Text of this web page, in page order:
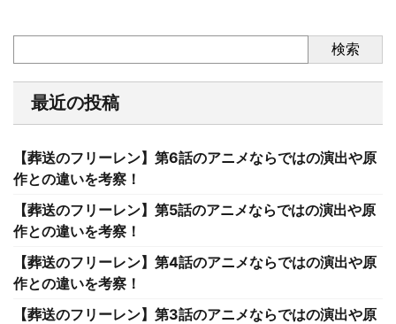
検索
最近の投稿
【葬送のフリーレン】第6話のアニメならではの演出や原
作との違いを考察！
【葬送のフリーレン】第5話のアニメならではの演出や原
作との違いを考察！
【葬送のフリーレン】第4話のアニメならではの演出や原
作との違いを考察！
【葬送のフリーレン】第3話のアニメならではの演出や原